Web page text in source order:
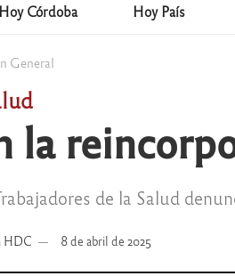
Hoy Córdoba Hoy País
General
la
de la Salud
HDC 8 de abril de 2025